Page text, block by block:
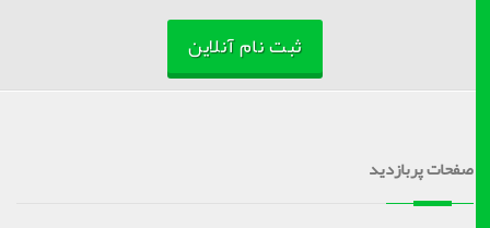
ثبت نام آنلاین
صفحات پربازدید